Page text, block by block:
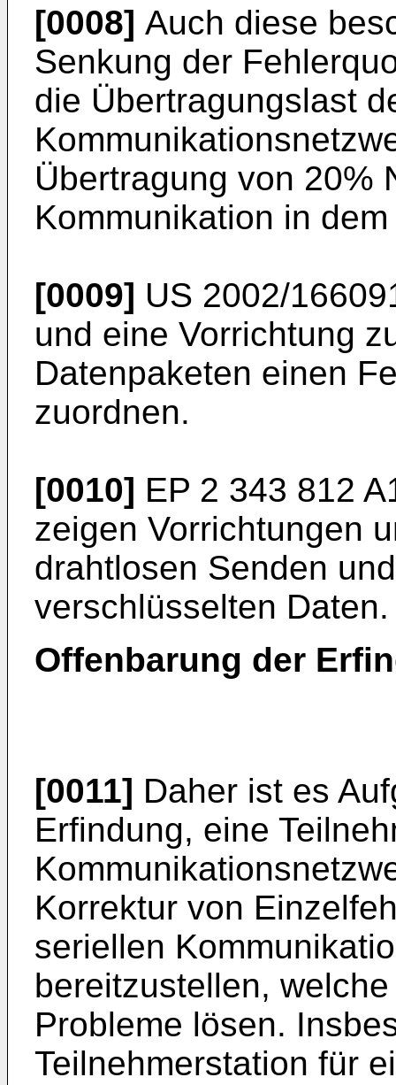
[0008] Auch diese
Senkung der
die Übertragungslast
Übertragung von 20%
Kommunikation in
[0009] US 2002/
und eine Vorrichtung
Datenpaketen einen
zuordnen.
[0010] EP 2 343 812
zeigen Vorrichtungen
drahtlosen Senden
verschlüsselten Daten.
Offenbarung der
[0011] Daher ist es
Erfindung, eine
Korrektur von
seriellen
bereitzustellen,
Probleme lösen.
Teilnehmerstation für